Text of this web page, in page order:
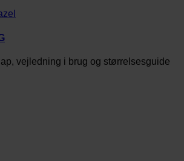
vejledning i brug og størrelsesguide